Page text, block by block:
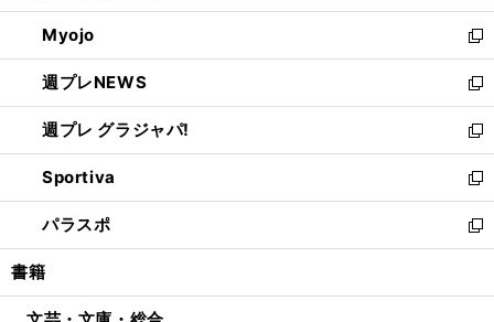
開
く
ウ
で
開
く
ン
ド
ウ
で
開
く
ウ
ィ
ン
ド
ウ
で
開
く
Myojo
新
し
い
ウ
ィ
ン
ド
ウ
で
開
週プレNEWS
新
し
い
ウ
ィ
ン
ド
ウ
開
週プレ グラジャパ!
新
し
い
ウ
ィ
ン
ウ
Sportiva
新
し
い
ウ
ン
パラスポ
新
し
ウ
書籍